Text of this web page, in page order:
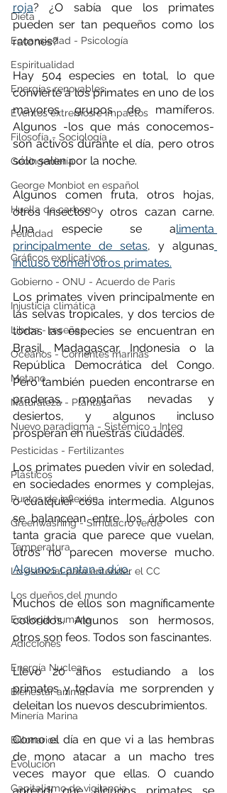
Dieta
Ecoansiedad - Psicología
Espiritualidad
Energías renovables
Eventos extremos e impactos
Filosofía - Sociología
Geoingeniería
George Monbiot en español
Huella de carbono
Felicidad
Gráficos explicativos
Gobierno - ONU - Acuerdo de Paris
Injusticia climática
Libros - reseñas
Océanos - Corrientes marinas
Metano
Naturaleza - Plantas
Nuevo paradigma - Sistémico - Integ
Pesticidas - Fertilizantes
Plásticos
Puntos de inflexión
Greenwashing - Simulacro verde
Temperatura
Lo esencial para entender el CC
Los dueños del mundo
Ecología humana
Adicciones
Energía Nuclear
Bienestar animal
Minería Marina
Billonarios
Evolución
Capitalismo de vigilancia
roja? ¿O sabía que los primates
pueden ser tan pequeños como los
ratones?
Hay 504 especies en total, lo que
convierte a los primates en uno de los
mayores grupos de mamíferos.
Algunos -los que más conocemos-
son activos durante el día, pero otros
sólo salen por la noche.
Algunos comen fruta, otros hojas,
otros insectos y otros cazan carne.
Una especie se alimenta
principalmente de setas, y algunas
incluso comen otros primates.
Los primates viven principalmente en
las selvas tropicales, y dos tercios de
todas las especies se encuentran en
Brasil, Madagascar, Indonesia o la
República Democrática del Congo.
Pero también pueden encontrarse en
praderas, montañas nevadas y
desiertos, y algunos incluso
prosperan en nuestras ciudades.
Los primates pueden vivir en soledad,
en sociedades enormes y complejas,
o cualquier cosa intermedia. Algunos
se balancean entre los árboles con
tanta gracia que parece que vuelan,
Algunos cantan a dúo.
Muchos de ellos son magníficamente
coloridos. Algunos son hermosos,
otros son feos. Todos son fascinantes.
Llevo 20 años estudiando a los
primates y todavía me sorprenden y
deleitan los nuevos descubrimientos.
Como el día en que vi a las hembras
de mono atacar a un macho tres
veces mayor que ellas. O cuando